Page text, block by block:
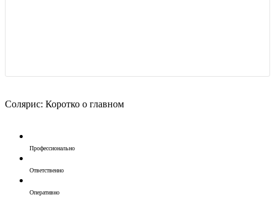
Солярис: Коротко о главном
Профессионально
Ответственно
Оперативно